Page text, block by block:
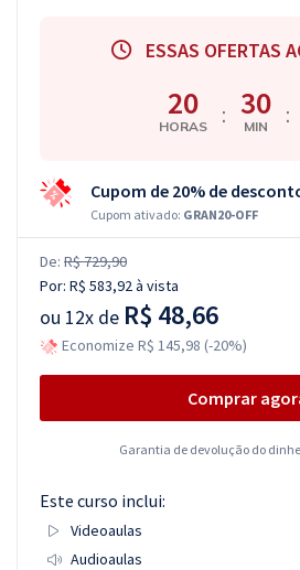
ESSAS OFERTAS
20
HORAS : 30
MIN :
Cupom de 20% de
Cupom ativado: GRAN20-OFF
De: R$ 729,90
Por: R$ 583,92à vista
ou 12x de R$ 48,66
Economize R$ 145,98 (-20%)
Comprar
Garantia de devolução do
Este curso inclui:
Videoaulas
Audioaulas